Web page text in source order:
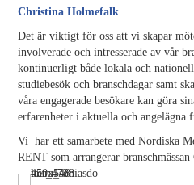
Christina Holmefalk
Det är viktigt för oss att vi skapar
involverade och intresserade av vår
kontinuerligt både lokala och
studiebesök och branschdagar samt
våra engagerade besökare kan göra
erfarenheter i aktuella och angelägna
Vi har ett samarbete med Nordiska
RENT som arrangerar